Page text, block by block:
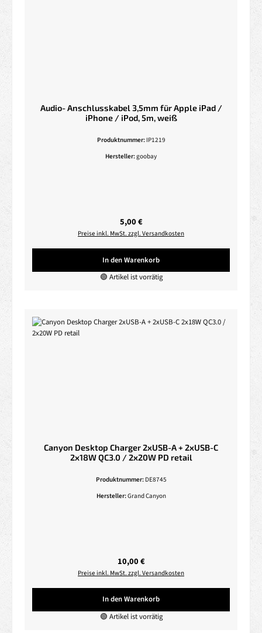
Audio- Anschlusskabel 3,5mm für Apple iPad /
iPhone / iPod, 5m, weiß
Produktnummer: IP1219
Hersteller:goobay
Regulärer Preis:
5,00 €
Preise inkl. MwSt. zzgl. Versandkosten
In den Warenkorb
🟢 Artikel ist vorrätig
Canyon Desktop Charger 2xUSB-A + 2xUSB-C
2x18W QC3.0 / 2x20W PD retail
Produktnummer: DE8745
Hersteller:Grand Canyon
Regulärer Preis:
10,00 €
Preise inkl. MwSt. zzgl. Versandkosten
In den Warenkorb
🟢 Artikel ist vorrätig